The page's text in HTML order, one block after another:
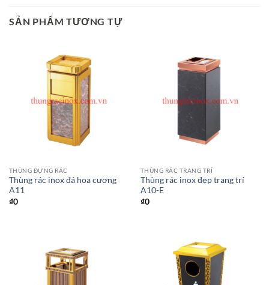
SẢN PHẨM TƯƠNG TỰ
THÙNG ĐỰNG RÁC
Thùng rác inox đá hoa cương
A11
₫0
THÙNG RÁC TRANG TRÍ
Thùng rác inox đẹp trang trí
A10-E
₫0